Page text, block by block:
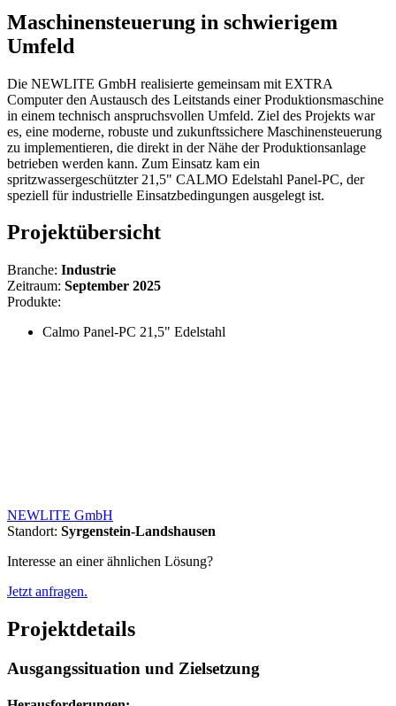
Maschinensteuerung in schwierigem
Umfeld
Die NEWLITE GmbH realisierte gemeinsam mit EXTRA
Computer den Austausch des Leitstands einer Produktionsmaschine
in einem technisch anspruchsvollen Umfeld. Ziel des Projekts war
es, eine moderne, robuste und zukunftssichere Maschinensteuerung
zu implementieren, die direkt in der Nähe der Produktionsanlage
betrieben werden kann. Zum Einsatz kam ein
spritzwassergeschützter 21,5" CALMO Edelstahl Panel-PC, der
speziell für industrielle Einsatzbedingungen ausgelegt ist.
Projektübersicht
Branche: Industrie
Zeitraum: September 2025
Produkte:
Calmo Panel-PC 21,5" Edelstahl
NEWLITE GmbH
Standort: Syrgenstein-Landshausen
Interesse an einer ähnlichen Lösung?
Jetzt anfragen.
Projektdetails
Ausgangssituation und Zielsetzung